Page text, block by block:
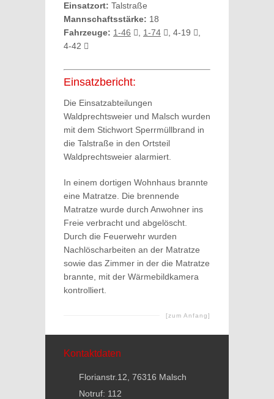
Einsatzort: Talstraße
Mannschaftsstärke: 18
Fahrzeuge: 1-46 1-74 , 4-19
4-42
Einsatzbericht:
Die Einsatzabteilungen
Waldprechtsweier und Malsch wurden
mit dem Stichwort Sperrmüllbrand in
die Talstraße in den Ortsteil
Waldprechtsweier alarmiert.
In einem dortigen Wohnhaus brannte
eine Matratze. Die brennende
Matratze wurde durch Anwohner ins
Freie verbracht und abgelöscht.
Durch die Feuerwehr wurden
Nachlöscharbeiten an der Matratze
sowie das Zimmer in der die Matratze
brannte, mit der Wärmebildkamera
kontrolliert.
[zum Anfang]
Kontaktdaten
Florianstr.12, 76316 Malsch
Notruf: 112